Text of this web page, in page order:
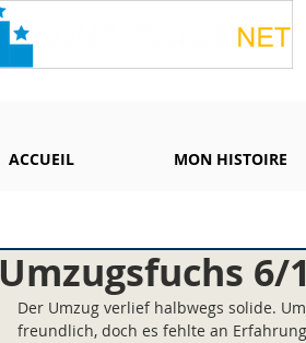
ACCUEIL MON HISTOIRE
Umzugsfuchs 6/
Der Umzug verlief halbwegs solide.
freundlich, doch es fehlte an